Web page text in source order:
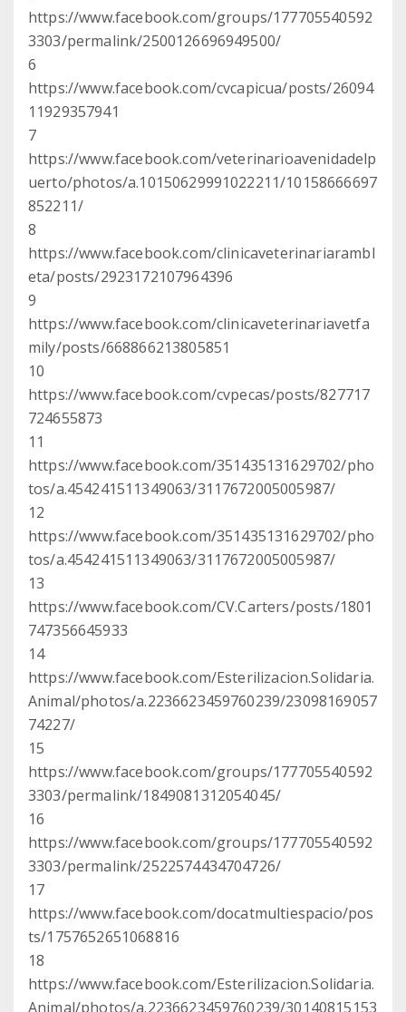
https://www.facebook.com/groups/177705540592
3303/permalink/2500126696949500/
6
https://www.facebook.com/cvcapicua/posts/26094
11929357941
7
https://www.facebook.com/veterinarioavenidadelp
uerto/photos/a.10150629991022211/10158666697
852211/
8
https://www.facebook.com/clinicaveterinariarambl
eta/posts/2923172107964396
9
https://www.facebook.com/clinicaveterinariavetfa
mily/posts/668866213805851
10
https://www.facebook.com/cvpecas/posts/827717
724655873
11
https://www.facebook.com/351435131629702/pho
tos/a.454241511349063/3117672005005987/
12
https://www.facebook.com/351435131629702/pho
tos/a.454241511349063/3117672005005987/
13
https://www.facebook.com/CV.Carters/posts/1801
747356645933
14
https://www.facebook.com/Esterilizacion.Solidaria.
Animal/photos/a.2236623459760239/23098169057
74227/
15
https://www.facebook.com/groups/177705540592
3303/permalink/1849081312054045/
16
https://www.facebook.com/groups/177705540592
3303/permalink/2522574434704726/
17
https://www.facebook.com/docatmultiespacio/pos
ts/1757652651068816
18
https://www.facebook.com/Esterilizacion.Solidaria.
Animal/photos/a.2236623459760239/30140815153